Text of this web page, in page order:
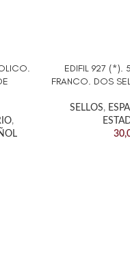
,
AÑADIR AL
EDIFIL 927 (*).
FRANCO. DOS
SELLOS,